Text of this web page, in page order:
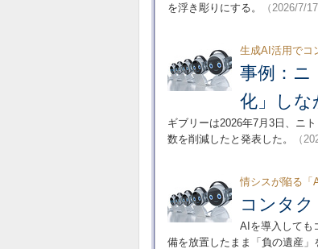
を浮き彫りにする。
（2026/7/17
生成AI活用でコ
事例：ニ
化」しな
ギブリーは2026年7月3日、ニ
数を削減したと発表した。
（
情シスが陥る「
コンタク
AIを導入しても
備を放置したまま「負の遺産